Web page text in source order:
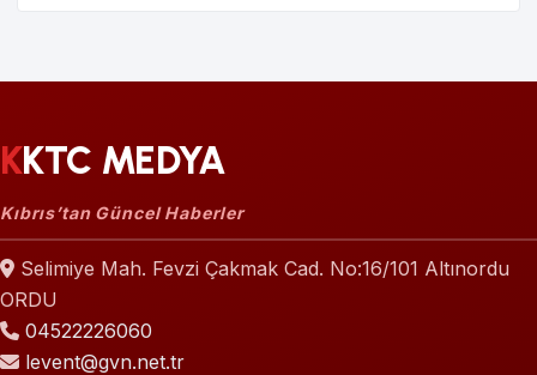
KKTC MEDYA
Kıbrıs’tan Güncel Haberler
Selimiye Mah. Fevzi Çakmak Cad. No:16/101 Altınordu
ORDU
04522226060
levent@gvn.net.tr